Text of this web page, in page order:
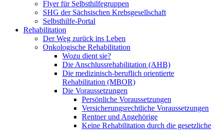
Flyer für Selbsthilfegruppen
SHG der Sächsischen Krebsgesellschaft
Selbsthilfe-Portal
Rehabilitation
Der Weg zurück ins Leben
Onkologische Rehabilitation
Wozu dient sie?
Die Anschlussrehabilitation (AHB)
Die medizinisch-beruflich orientierte
Rehabilitation (MBOR)
Die Voraussetzungen
Persönliche Voraussetzungen
Versicherungsrechtliche Voraussetzungen
Rentner und Angehörige
Keine Rehabilitation durch die gesetzliche